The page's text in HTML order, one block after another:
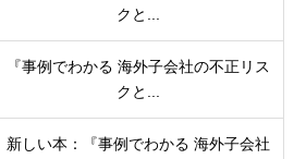
クと...
『事例でわかる 海外子会社の不正リス
クと...
新しい本：『事例でわかる 海外子会社